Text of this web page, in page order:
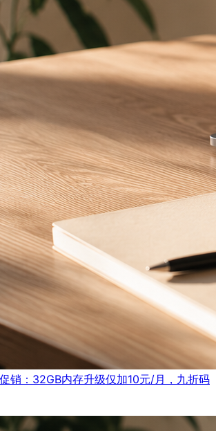
销：32GB内存升级仅加10元/月，九折码